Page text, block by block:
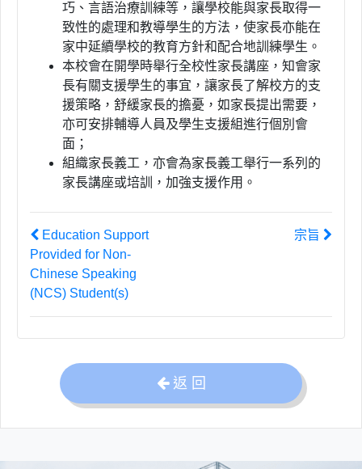
巧、言語治療訓練等，讓學校能與家長取得一
致性的處理和教導學生的方法，使家長亦能在
家中延續學校的教育方針和配合地訓練學生。
本校會在開學時舉行全校性家長講座，知會家
長有關支援學生的事宜，讓家長了解校方的支
援策略，舒緩家長的擔憂，如家長提出需要，
亦可安排輔導人員及學生支援組進行個別會
面；
組織家長義工，亦會為家長義工舉行一系列的
家長講座或培訓，加強支援作用。
Education Support
Provided for Non-
Chinese Speaking
(NCS) Student(s)
宗旨
返 回